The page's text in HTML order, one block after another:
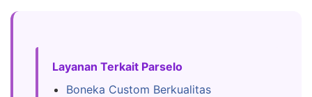
Layanan Terkait Parselo
Boneka Custom Berkualitas